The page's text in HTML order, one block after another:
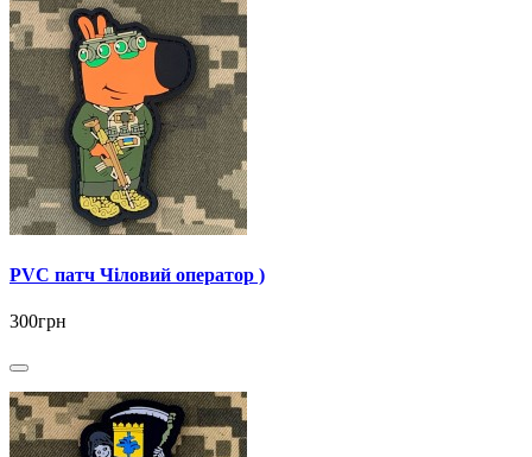
PVC патч Чіловий оператор )
300грн